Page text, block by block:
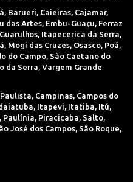
, Barueri, Caieiras, Cajamar,
das Artes, Embu-Guaçu, Ferraz
Guarulhos, Itapecerica da Serra,
, Mogi das Cruzes, Osasco, Poá,
do Campo, São Caetano do
da Serra, Vargem Grande
, Campinas, Campos do
, Itapevi, Itatiba, Itú,
, Paulínia, Piracicaba, Salto,
José dos Campos, São Roque,